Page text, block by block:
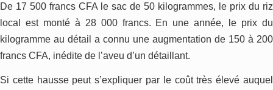
De 17 500 francs CFA le sac de 50 kilogrammes, le prix du riz
local est monté à 28 000 francs. En une année, le prix du
kilogramme au détail a connu une augmentation de 150 à 200
francs CFA, inédite de l’aveu d’un détaillant.
Si cette hausse peut s’expliquer par le coût très élevé auquel